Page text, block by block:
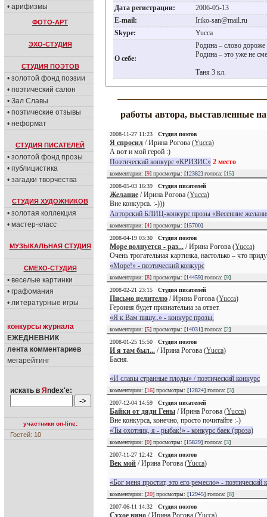
• арифизмы
ФОТО-АРТ
ЭХО-СТУДИЯ
СТУДИЯ ПОЭТОВ
• золотой фонд поэзии
• поэтический салон
• Зал Славы
• поэтические отзывы
• неформат
СТУДИЯ ПИСАТЕЛЕЙ
• золотой фонд прозы
• публицистика
• загадки творчества
СТУДИЯ ХУДОЖНИКОВ
• золотая коллекция
• мастер-класс
МУЗЫКАЛЬНАЯ СТУДИЯ
СМЕХО-СТУДИЯ
• веселые картинки
• графомания
• литературные игры
конкурсы журнала
ЕЖЕДНЕВНИК
лента комментариев
мегарейтинг
искать в Я ndex'е:
участники on-line:
Гостей: 10
Дата регистрации:
2006-05-13
E-mail:
Iriko-san@mail.ru
Skype:
Yucca
О себе:
Родина – слово дороже
Родина – это уже не
Таня 3 кл.
работы автора, выставленные
2008-11-27 11:23 Студия поэтов
Я спросил / Ирина Рогова (Yucca)
А вот и мой герой :)
Поэтический конкурс «КРИЗИС» 2 место
комментарии: [9] просмотры: [12382] голоса: [15]
2008-05-03 16:39
Студия писателей
Желание / Ирина Рогова (Yucca)
Вне конкурса. :-)))
Авторский БЛИЦ-конкурс прозы «Весенние
комментарии: [4] просмотры: [15700]
2008-04-19 03:30
Студия поэтов
Море волнуется - раз... / Ирина Рогова (Yucca)
Очень трогательная картинка, настолько – что
«Море!» - поэтический конкурс
комментарии: [8] просмотры: [14459] голоса: [9]
2008-02-21 23:15
Студия писателей
Письмо целителю / Ирина Рогова (Yucca)
Героиня будет признательна за ответ.
«Я к Вам пишу..» - конкурс прозы.
комментарии: [5] просмотры: [14031] голоса: [2]
2008-01-25 15:50
Студия поэтов
И я там был... / Ирина Рогова (Yucca)
Басня.
«И славы странные плоды» / поэтический конкурс
комментарии: [16] просмотры: [12824] голоса: [3]
2007-12-04 14:59
Студия писателей
Байки от дяди Гены / Ирина Рогова (Yucca)
Вне конкурса, конечно, просто почитайте :-)
«Ты охотник, я - рыбак!» - конкурс баек (проза)
комментарии: [0] просмотры: [15829] голоса: [3]
2007-11-27 12:42
Студия поэтов
Век мой / Ирина Рогова (Yucca)
«Бог меня простит, это его ремесло» - поэтический
комментарии: [20] просмотры: [12945] голоса: [8]
2007-06-11 14:32
Студия поэтов
Сухое вино / Ирина Рогова (Yucca)